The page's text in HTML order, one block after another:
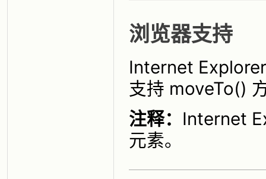
浏览器支持
Internet
支持 moveTo()
注释： Internet
元素。